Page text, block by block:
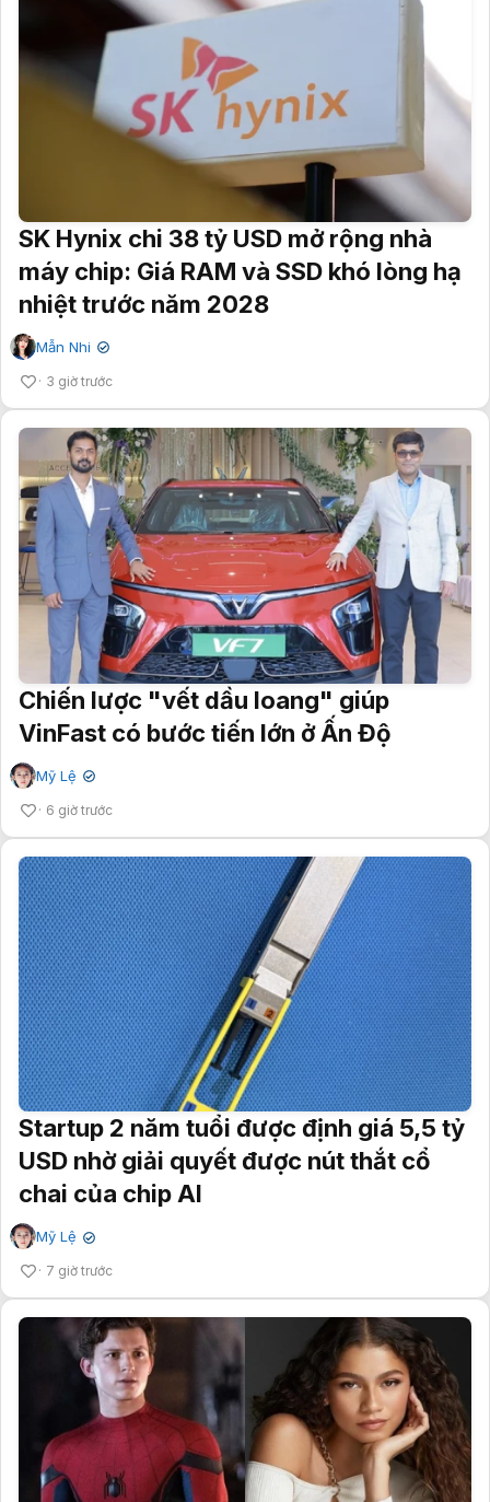
SK Hynix chi 38 tỷ USD mở rộng nhà
máy chip: Giá RAM và SSD khó lòng hạ
nhiệt trước năm 2028
Mẫn Nhi ✔
3 giờ trước
Chiến lược "vết dầu loang" giúp
VinFast có bước tiến lớn ở Ấn Độ
Mỹ Lệ ✔
6 giờ trước
Startup 2 năm tuổi được định giá 5,5 tỷ
USD nhờ giải quyết được nút thắt cổ
chai của chip AI
Mỹ Lệ ✔
7 giờ trước